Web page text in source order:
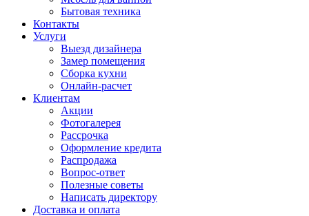
Бытовая техника
Контакты
Услуги
Выезд дизайнера
Замер помещения
Сборка кухни
Онлайн-расчет
Клиентам
Акции
Фотогалерея
Рассрочка
Оформление кредита
Распродажа
Вопрос-ответ
Полезные советы
Написать директору
Доставка и оплата